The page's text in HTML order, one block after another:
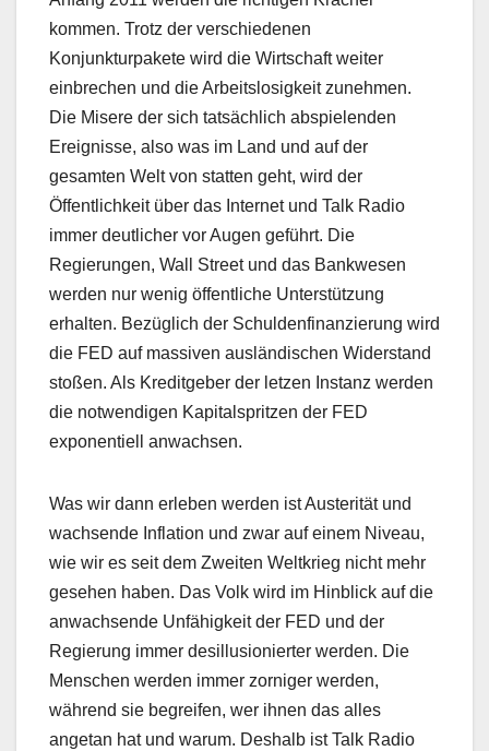
kommen. Trotz der verschiedenen
Konjunkturpakete wird die Wirtschaft weiter
einbrechen und die Arbeitslosigkeit zunehmen.
Die Misere der sich tatsächlich abspielenden
Ereignisse, also was im Land und auf der
gesamten Welt von statten geht, wird der
Öffentlichkeit über das Internet und Talk Radio
immer deutlicher vor Augen geführt. Die
Regierungen, Wall Street und das Bankwesen
werden nur wenig öffentliche Unterstützung
erhalten. Bezüglich der Schuldenfinanzierung wird
die FED auf massiven ausländischen Widerstand
stoßen. Als Kreditgeber der letzen Instanz werden
die notwendigen Kapitalspritzen der FED
exponentiell anwachsen.
Was wir dann erleben werden ist Austerität und
wachsende Inflation und zwar auf einem Niveau,
wie wir es seit dem Zweiten Weltkrieg nicht mehr
gesehen haben. Das Volk wird im Hinblick auf die
anwachsende Unfähigkeit der FED und der
Regierung immer desillusionierter werden. Die
Menschen werden immer zorniger werden,
während sie begreifen, wer ihnen das alles
angetan hat und warum. Deshalb ist Talk Radio